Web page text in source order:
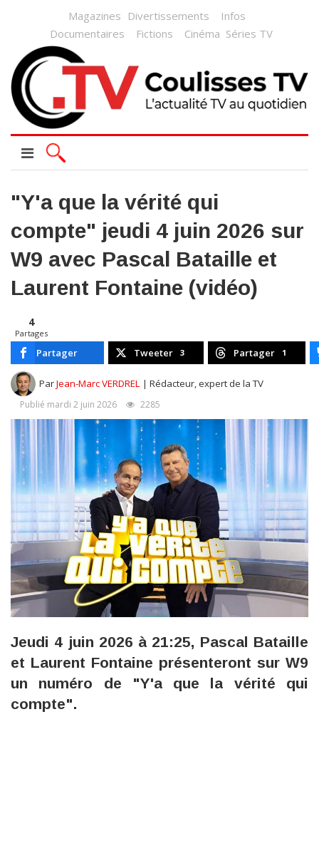
Magazines Divertissements
Infos
Documentaires
Fictions Cinéma Séries TV
"Y'a que la vérité qui
compte" jeudi 4 juin 2026 sur
W9 avec Pascal Bataille et
Laurent Fontaine (vidéo)
4
Partages
Partager Tweeter 3 Partager 1
ParJean-Marc VERDREL | Rédacteur, expert de la TV
Publié mardi 2 juin 2026 2285
Jeudi 4 juin 2026 à 21:25, Pascal Bataille
et Laurent Fontaine présenteront sur W9
un numéro de "Y'a que la vérité qui
compte".